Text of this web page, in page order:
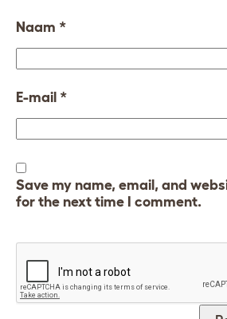
Naam *
E-mail *
Save my name, email, and
for the next time I comment.